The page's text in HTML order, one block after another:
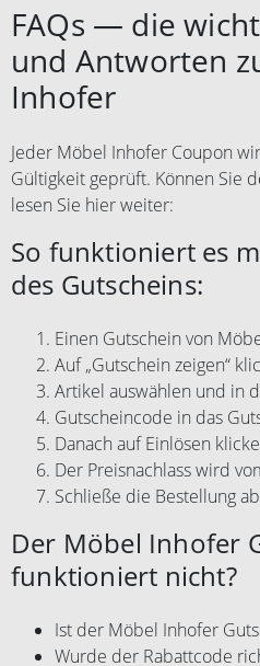
FAQs — die
und Antworten
Inhofer
Jeder Möbel Inhofer Coupon
Gültigkeit geprüft. Können Sie
lesen Sie hier weiter:
So funktioniert es
des Gutscheins:
Einen Gutschein von
Auf „Gutschein zeigen“
Artikel auswählen und in
Gutscheincode in das
Danach auf Einlösen
Der Preisnachlass wird
Schließe die Bestellung
Der Möbel Inhofer
funktioniert nicht?
Ist der Möbel Inhofer
Wurde der Rabattcode